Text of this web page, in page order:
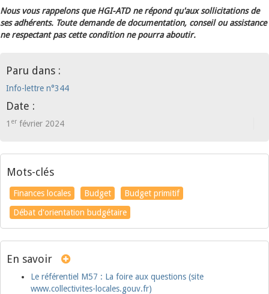
Nous vous rappelons que HGI-ATD ne répond qu'aux sollicitations de
ses adhérents. Toute demande de documentation, conseil ou assistance
ne respectant pas cette condition ne pourra aboutir.
Paru dans :
Info-lettre n°344
Date :
1 er février 2024
Mots-clés
Finances locales Budget
Budget primitif
Débat d'orientation budgétaire
En savoir
Le référentiel M57 : La foire aux questions (site
www.collectivites-locales.gouv.fr)